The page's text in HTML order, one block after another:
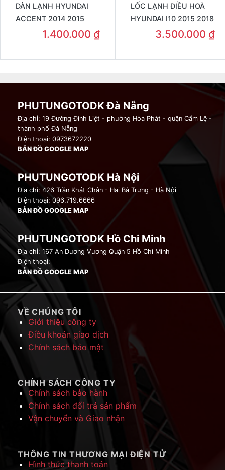
DÀN LẠNH HYUNDAI
ACCENT 2014 2015
1.400.000 ₫
LỐC LẠNH ĐIỀU HOÀ
HYUNDAI I10 2015 2018
3.500.000 ₫
PHUTUNGOTODK Đà Nẵng
Địa chỉ: 19 Đường Đinh Liệt - phường Hòa Phát - quận Cẩm Lệ -
thành phố Đà Nẵng
Điện thoại: 0973672220
BẢN ĐỒ GOOGLE MAP
PHUTUNGOTODK Hà Nội
Địa chỉ: 426 Trần Khát Chân - Hai Bà Trưng - Hà Nội
Điện thoại: 096.719.6666
BẢN ĐỒ GOOGLE MAP
PHUTUNGOTODK Hồ Chi Minh
Địa chỉ: 167 An Dương Vương Quận 5 Hồ Chí Minh
Điện thoại:
BẢN ĐỒ GOOGLE MAP
VỀ CHÚNG TÔI
Giới thiệu công ty
Điều khoản giao dịch
Chính sách bảo mật
CHÍNH SÁCH CÔNG TY
Chính sách bảo hành
Chính sách đổi trả sản phẩm
Vận chuyển và Giao nhận
THÔNG TIN THƯƠNG MẠI ĐIỆN TỬ
Hình thức thanh toán